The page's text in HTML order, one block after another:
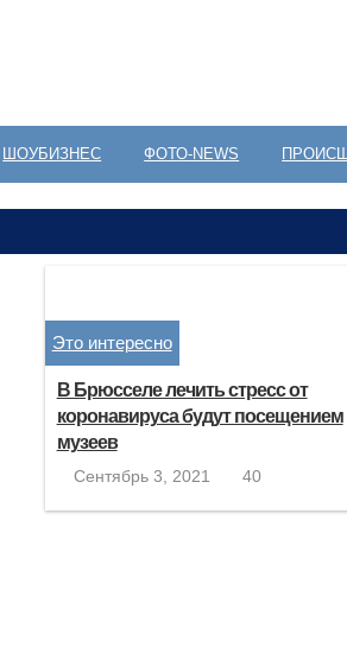
ШОУБИЗНЕС ФОТО-NEWS
Это интересно
В Брюсселе лечить стресс от
коронавируса будут посещением
музеев
Сентябрь 3, 2021 40